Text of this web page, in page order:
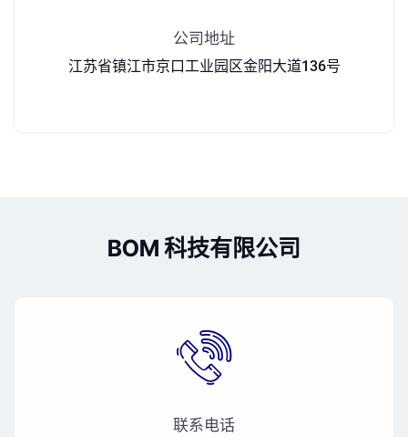
公司地址
江苏省镇江市京口工业园区金阳大道136号
BOM 科技有限公司
联系电话